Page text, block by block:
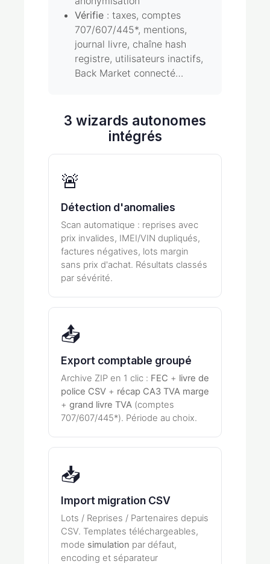
Vérifie : taxes, comptes
707/607/445*, mentions,
journal livre, chaîne hash
registre, utilisateurs inactifs,
Back Market connecté…
3 wizards autonomes
intégrés
🚨
Détection d'anomalies
Scan automatique : reprises avec
prix invalides, IMEI/VIN dupliqués,
factures négatives, lots margin
sans prix d'achat. Résultats classés
par sévérité.
📤
Export comptable groupé
Archive ZIP en 1 clic : FEC + livre de
police CSV + récap CA3 TVA marge
+ grand livre TVA (comptes
707/607/445*). Période au choix.
📥
Import migration CSV
Lots / Reprises / Partenaires depuis
CSV. Templates téléchargeables,
mode simulation par défaut,
encoding et séparateur